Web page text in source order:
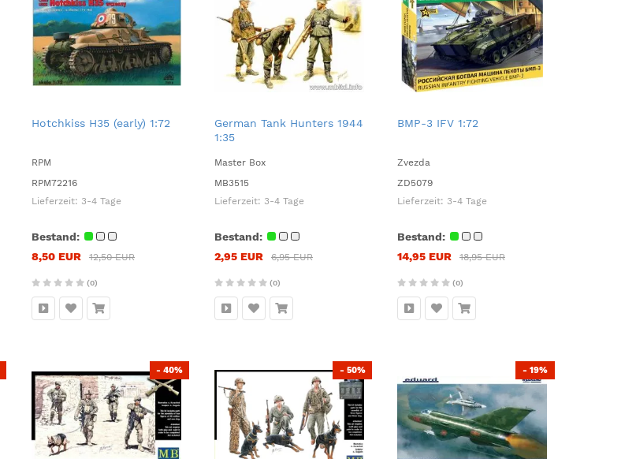
Hotchkiss H35 (early) 1:72
RPM
RPM72216
Lieferzeit: 3-4 Tage
Bestand:
8,50 EUR
12,50 EUR
(0)
German Tank Hunters 1944
1:35
Master Box
MB3515
Lieferzeit: 3-4 Tage
Bestand:
2,95 EUR
6,95 EUR
(0)
BMP-3 IFV 1:72
Zvezda
ZD5079
Lieferzeit: 3-4 Tage
Bestand:
14,95 EUR
18,95 EUR
(0)
- 40% - 50% - 19%